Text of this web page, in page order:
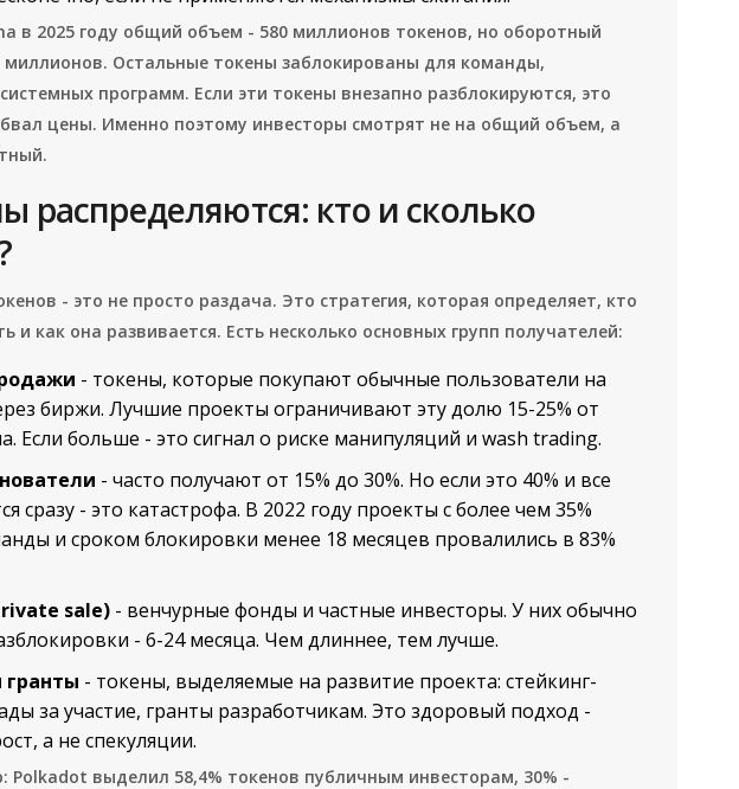
в 2025 году общий объем - 580 миллионов токенов, но оборотный
миллионов. Остальные токены заблокированы для команды,
программ. Если эти токены внезапно разблокируются, это
цены. Именно поэтому инвесторы смотрят не на общий объем, а
распределяются: кто и сколько
- это не просто раздача. Это стратегия, которая определяет, кто
и как она развивается. Есть несколько основных групп получателей:
- токены, которые покупают обычные пользователи на
биржи. Лучшие проекты ограничивают эту долю 15-25% от
Если больше - это сигнал о риске манипуляций и wash trading.
- часто получают от 15% до 30%. Но если это 40% и все
сразу - это катастрофа. В 2022 году проекты с более чем 35%
и сроком блокировки менее 18 месяцев провалились в 83%
sale) - венчурные фонды и частные инвесторы. У них обычно
- 6-24 месяца. Чем длиннее, тем лучше.
гранты - токены, выделяемые на развитие проекта: стейкинг-
за участие, гранты разработчикам. Это здоровый подход -
а не спекуляции.
Polkadot выделил 58,4% токенов публичным инвесторам, 30% -